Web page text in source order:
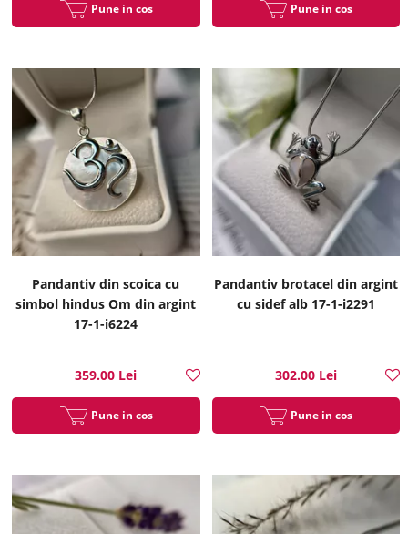
Pune in cos Pune in cos
Pandantiv din scoica cu
simbol hindus Om din argint
17-1-i6224
359.00 Lei
Pune in cos
Pandantiv brotacel din argint
cu sidef alb 17-1-i2291
302.00 Lei
Pune in cos